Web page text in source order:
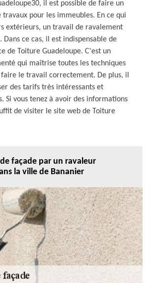
il est possible de faire un
pour les immeubles. En ce qui
extérieurs, un travail de ravalement
Dans ce cas, il est indispensable de
de Toiture Guadeloupe. C'est un
qui maîtrise toutes les techniques
faire le travail correctement. De plus, il
des tarifs très intéressants et
Si vous tenez à avoir des informations
de visiter le site web de Toiture
façade par un ravaleur
la ville de Bananier